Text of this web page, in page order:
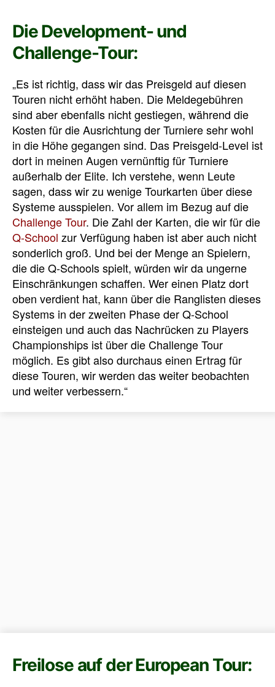
Die Development- und
Challenge-Tour:
„Es ist richtig, dass wir das Preisgeld auf diesen
Touren nicht erhöht haben. Die Meldegebühren
sind aber ebenfalls nicht gestiegen, während die
Kosten für die Ausrichtung der Turniere sehr wohl
in die Höhe gegangen sind. Das Preisgeld-Level ist
dort in meinen Augen vernünftig für Turniere
außerhalb der Elite. Ich verstehe, wenn Leute
sagen, dass wir zu wenige Tourkarten über diese
Systeme ausspielen. Vor allem im Bezug auf die
Challenge Tour. Die Zahl der Karten, die wir für die
Q-School zur Verfügung haben ist aber auch nicht
sonderlich groß. Und bei der Menge an Spielern,
die die Q-Schools spielt, würden wir da ungerne
Einschränkungen schaffen. Wer einen Platz dort
oben verdient hat, kann über die Ranglisten dieses
Systems in der zweiten Phase der Q-School
einsteigen und auch das Nachrücken zu Players
Championships ist über die Challenge Tour
möglich. Es gibt also durchaus einen Ertrag für
diese Touren, wir werden das weiter beobachten
und weiter verbessern.“
Freilose auf der European Tour: